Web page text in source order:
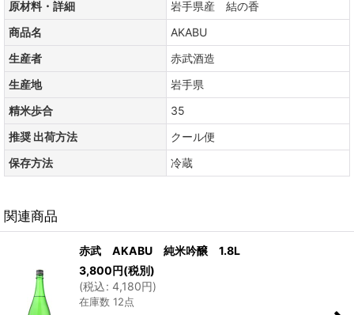
原材料・詳細
岩手県産 結の香
商品名
AKABU
生産者
赤武酒造
生産地
岩手県
精米歩合
35
推奨 出荷方法
クール便
保存方法
冷蔵
関連商品
赤武 AKABU 純米吟醸 1.8L
3,800円(税別)
(税込: 4,180円)
在庫数 12点